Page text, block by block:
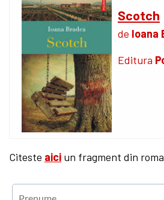
Scotch
de Ioana
Editura
Citeste aici un fragment din